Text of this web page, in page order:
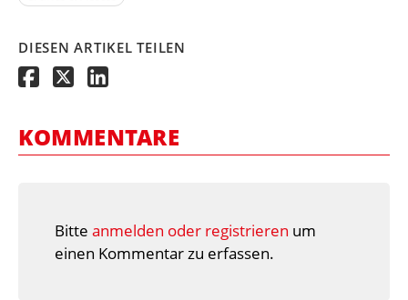
DIESEN ARTIKEL TEILEN
KOMMENTARE
Bitte anmelden oder registrieren um
einen Kommentar zu erfassen.